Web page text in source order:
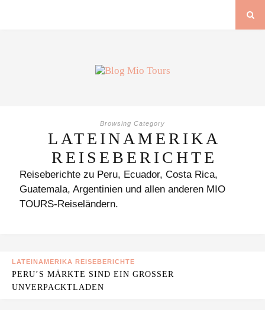
Browsing Category
LATEINAMERIKA
REISEBERICHTE
Reiseberichte zu Peru, Ecuador, Costa Rica,
Guatemala, Argentinien und allen anderen MIO
TOURS-Reiseländern.
LATEINAMERIKA REISEBERICHTE
PERU’S MÄRKTE SIND EIN GROSSER U
NVERPACKTLADEN